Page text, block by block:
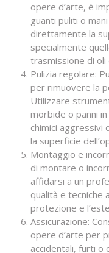
opere d’arte, è
guanti puliti o
direttamente la
specialmente
trasmissione di oli
Pulizia regolare:
per rimuovere la
Utilizzare
morbide o panni
chimici aggressivi
la superficie
Montaggio e
di montare o
affidarsi a un
qualità e tecniche
protezione e
Assicurazione:
opere d’arte per
accidentali, furti o